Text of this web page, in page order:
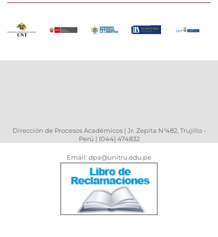
Dirección de Procesos Académicos | Jr. Zepita N°482, Trujillo -
Perú | (044) 474832
Email: dpa@unitru.edu.pe